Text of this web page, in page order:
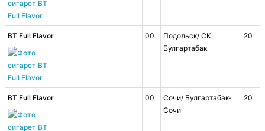
BT Full Flavor 00
Подольск/ СК
Булгартабак
20
BT Full Flavor 00
Сочи/ Булгартабак-
Сочи
20